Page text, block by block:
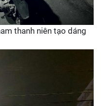
thanh niên tạo dáng